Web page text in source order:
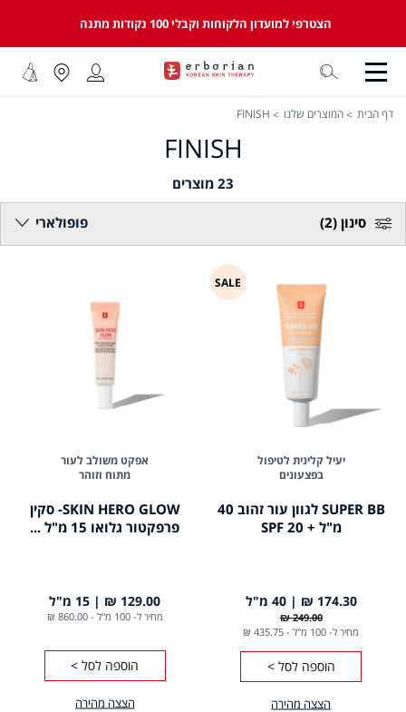
הצטרפי למועדון הלקוחות וקבלי 100 נקודות מתנה
דף הבית המוצרים שלנו FINISH
FINISH
23 מוצרים
סינון (2) פופולארי
יעיל קלינית לטיפול
בפצעונים
SUPER BB לגוון עור זהוב 40
מ"ל + SPF 20
הצצה מהירה
SALE
249.00 ₪
174.30 ₪ 40 מ"ל
מחיר ל- 100 מ"ל -
435.75 ₪
הוספה לסל >
אפקט משולב לעור
מתוח וזוהר
SKIN HERO GLOW- סקין
פרפקטור גלואו 15 מ"ל ...
הצצה מהירה
129.00 ₪ 15 מ"ל
מחיר ל- 100 מ"ל -
860.00 ₪
הוספה לסל >